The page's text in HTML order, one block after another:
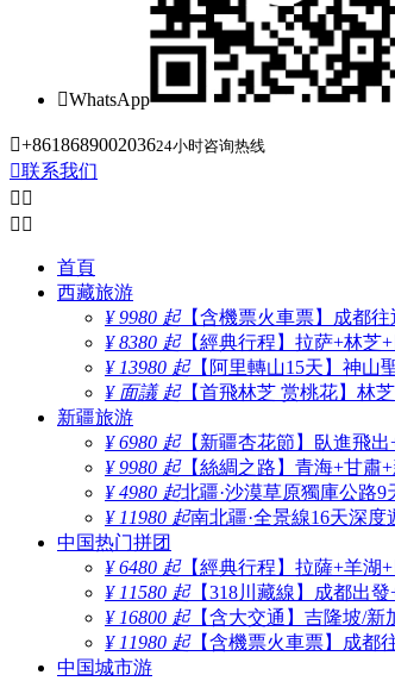
WhatsApp
+861868900203624小时咨询热线
联系我们
 
 
首頁
西藏旅游
¥ 9980 起【含機票火車票】成都
¥ 8380 起【經典行程】拉萨+林芝
¥ 13980 起【阿里轉山15天】神山
¥ 面議 起【首飛林芝 赏桃花】林
新疆旅游
¥ 6980 起【新疆杏花節】臥進飛
¥ 9980 起【絲綢之路】青海+甘肅
¥ 4980 起北疆·沙漠草原獨庫公路9
¥ 11980 起南北疆·全景線16天深度
中国热门拼团
¥ 6480 起【經典行程】拉薩+羊湖
¥ 11580 起【318川藏線】成都出
¥ 16800 起【含大交通】吉隆坡/
¥ 11980 起【含機票火車票】成都
中国城市游